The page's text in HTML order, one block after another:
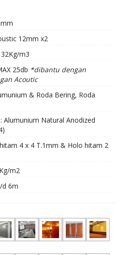
12mm x2
m3
25db *dibantu dengan
Acoutic
& Roda Bering, Roda
Alumunium Natural Anodized
4 x 4 T.1mm & Holo hitam 2
m2
d 6m